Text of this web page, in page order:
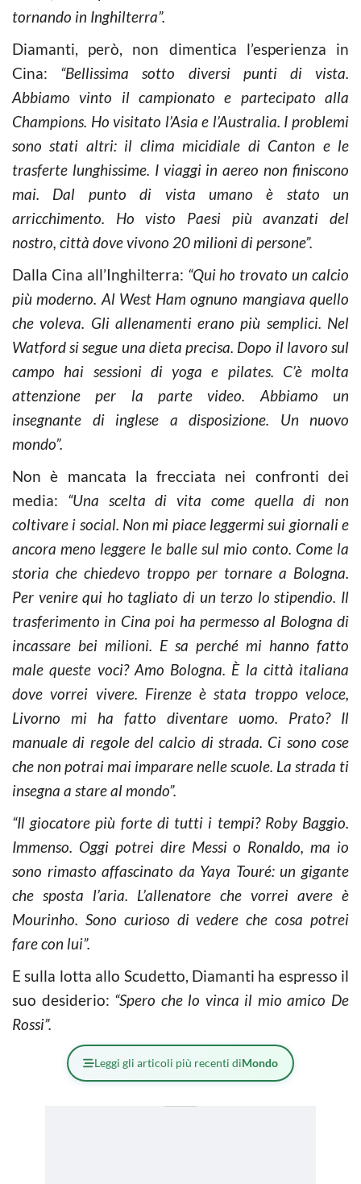
tornando in Inghilterra”.
Diamanti, però, non dimentica l’esperienza in
Cina: “Bellissima sotto diversi punti di vista.
Abbiamo vinto il campionato e partecipato alla
Champions. Ho visitato l’Asia e l’Australia. I problemi
sono stati altri: il clima micidiale di Canton e le
trasferte lunghissime. I viaggi in aereo non finiscono
mai. Dal punto di vista umano è stato un
arricchimento. Ho visto Paesi più avanzati del
nostro, città dove vivono 20 milioni di persone”.
Dalla Cina all’Inghilterra: “Qui ho trovato un calcio
più moderno. Al West Ham ognuno mangiava quello
che voleva. Gli allenamenti erano più semplici. Nel
Watford si segue una dieta precisa. Dopo il lavoro sul
campo hai sessioni di yoga e pilates. C’è molta
attenzione per la parte video. Abbiamo un
insegnante di inglese a disposizione. Un nuovo
mondo”.
Non è mancata la frecciata nei confronti dei
media: “Una scelta di vita come quella di non
coltivare i social. Non mi piace leggermi sui giornali e
ancora meno leggere le balle sul mio conto. Come la
storia che chiedevo troppo per tornare a Bologna.
Per venire qui ho tagliato di un terzo lo stipendio. Il
trasferimento in Cina poi ha permesso al Bologna di
incassare bei milioni. E sa perché mi hanno fatto
male queste voci? Amo Bologna. È la città italiana
dove vorrei vivere. Firenze è stata troppo veloce,
Livorno mi ha fatto diventare uomo. Prato? Il
manuale di regole del calcio di strada. Ci sono cose
che non potrai mai imparare nelle scuole. La strada ti
insegna a stare al mondo”.
“Il giocatore più forte di tutti i tempi? Roby Baggio.
Immenso. Oggi potrei dire Messi o Ronaldo, ma io
sono rimasto affascinato da Yaya Touré: un gigante
che sposta l’aria. L’allenatore che vorrei avere è
Mourinho. Sono curioso di vedere che cosa potrei
fare con lui”.
E sulla lotta allo Scudetto, Diamanti ha espresso il
suo desiderio: “Spero che lo vinca il mio amico De
Rossi”.
Leggi gli articoli più recenti diMondo